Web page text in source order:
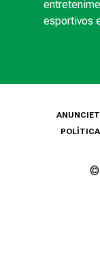
esportivos
ANUNCIE
©